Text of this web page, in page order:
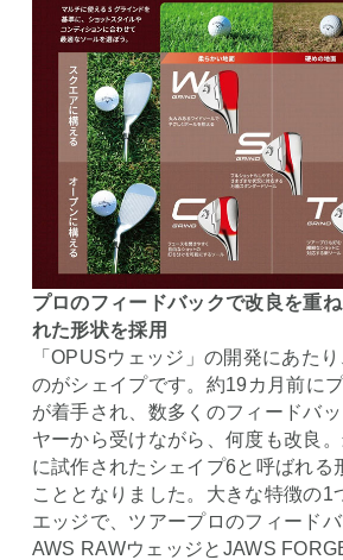
プロのフィードバックで改良を重
れた形状を採用
「OPUSウェッジ」の開発にあた
のがシェイプです。約19カ月前に
が着手され、数多くのフィードバ
ヤーから受けながら、何度も改良
に試作されたシェイプ6と呼ばれる
こととなりました。大きな特徴の1
エッジで、ツアープロのフィード
AWS RAWウェッジとJAWS